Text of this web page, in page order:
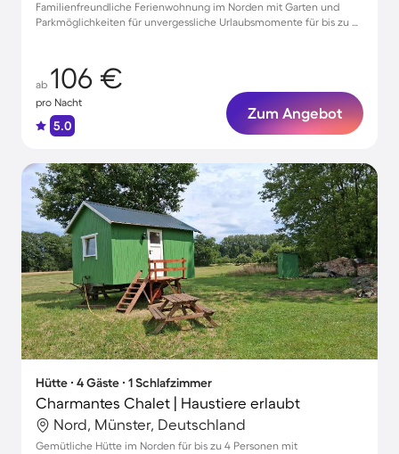
Familienfreundliche Ferienwohnung im Norden mit Garten und
Parkmöglichkeiten für unvergessliche Urlaubsmomente für bis zu 4
ab 106 €
pro Nacht
5.0
Zum Angebot
Hütte ∙ 4 Gäste ∙ 1 Schlafzimmer
Charmantes Chalet | Haustiere erlaubt
Nord, Münster, Deutschland
Gemütliche Hütte im Norden für bis zu 4 Personen mit